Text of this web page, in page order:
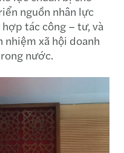
nguồn nhân lực
tác công – tư, và
nhiệm xã hội doanh
nước.